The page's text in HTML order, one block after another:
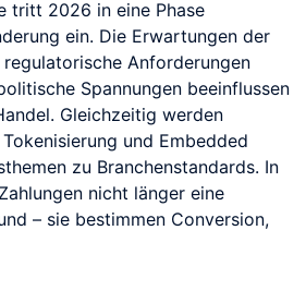
für Zeitarbeit
ohne Programmierkenntnisse
/ MOTO
und Kataloggeschäft
per Telefon
eine gesteigerte Effizienz mit
Scan
und die Daten Ihrer
Corporate Identity
Bereich
tritt 2026 in eine Phase
ein. Die Erwartungen der
Anforderungen
Spannungen beeinflussen
Gleichzeitig werden
und Embedded
zu Branchenstandards. In
nicht länger eine
– sie bestimmen Conversion,